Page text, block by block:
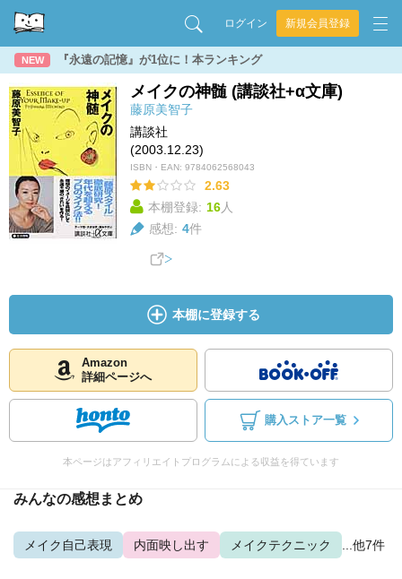
ログイン 新規会員登録
NEW 『永遠の記憶』が1位に！本ランキング
メイクの神髄 (講談社+α文庫)
藤原美智子
講談社
(2003.12.23)
ISBN・EAN: 9784062568043
2.63
本棚登録: 16人
感想: 4件
本棚に登録する
Amazon
詳細ページへ
購入ストア一覧
本ページはアフィリエイトプログラムによる収益を得ています
みんなの感想まとめ
メイク自己表現 内面映し出す メイクテクニック ...他7件